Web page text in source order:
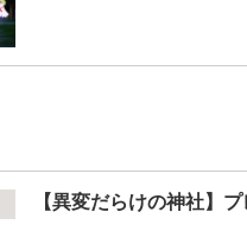
【異変だらけの神社】